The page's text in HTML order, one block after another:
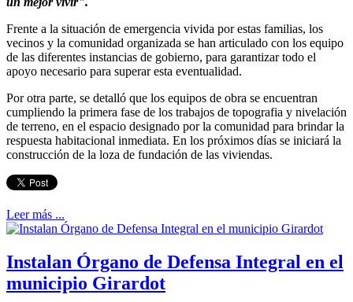
Frente a la situación de emergencia vivida por estas familias, los
vecinos y la comunidad organizada se han articulado con los equipo
de las diferentes instancias de gobierno, para garantizar todo el
apoyo necesario para superar esta eventualidad.
Por otra parte, se detalló que los equipos de obra se encuentran
cumpliendo la primera fase de los trabajos de topografia y nivelación
de terreno, en el espacio designado por la comunidad para brindar la
respuesta habitacional inmediata. En los próximos días se iniciará la
construcción de la loza de fundación de las viviendas.
Leer más ...
Instalan Órgano de Defensa Integral en el
municipio Girardot